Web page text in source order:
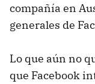
compañía en
generales de
Lo que aún no
que Facebook